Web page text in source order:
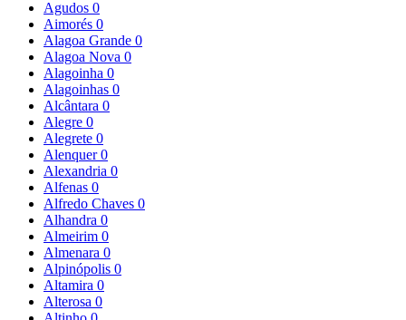
Agudos 0
Aimorés 0
Alagoa Grande 0
Alagoa Nova 0
Alagoinha 0
Alagoinhas 0
Alcântara 0
Alegre 0
Alegrete 0
Alenquer0
Alexandria 0
Alfenas 0
Alfredo Chaves 0
Alhandra 0
Almeirim 0
Almenara 0
Alpinópolis 0
Altamira 0
Alterosa 0